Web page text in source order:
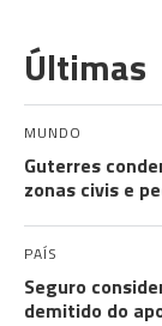
Últimas
MUNDO
Guterres
zonas civis e
PAÍS
Seguro
demitido do